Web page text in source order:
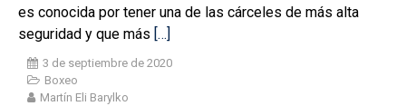
es conocida por tener una de las cárceles de más alta
seguridad y que más […]
3 de septiembre de 2020
Boxeo
Martín Eli Barylko